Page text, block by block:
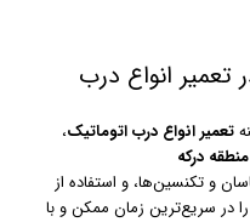
انواع درب
تعمیر انواع درب اتوماتیک،
منطقه درکه
و تکنسین‌ها، و استفاده از
در سریع‌ترین زمان ممکن و با